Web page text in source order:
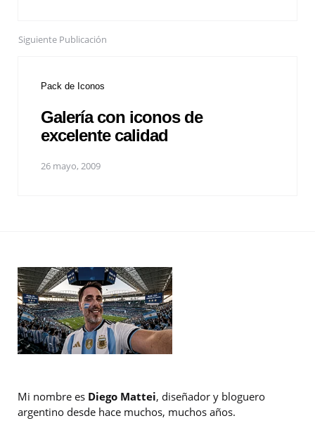
Siguiente Publicación
Pack de Iconos
Galería con iconos de
excelente calidad
26 mayo, 2009
Mi nombre es Diego Mattei, diseñador y bloguero
argentino desde hace muchos, muchos años.